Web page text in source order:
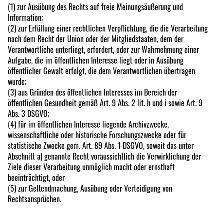
(1) zur Ausübung des Rechts auf freie Meinungsäußerung und
Information;
(2) zur Erfüllung einer rechtlichen Verpflichtung, die die Verarbeitung
nach dem Recht der Union oder der Mitgliedstaaten, dem der
Verantwortliche unterliegt, erfordert, oder zur Wahrnehmung einer
Aufgabe, die im öffentlichen Interesse liegt oder in Ausübung
öffentlicher Gewalt erfolgt, die dem Verantwortlichen übertragen
wurde;
(3) aus Gründen des öffentlichen Interesses im Bereich der
öffentlichen Gesundheit gemäß Art. 9 Abs. 2 lit. h und i sowie Art. 9
Abs. 3 DSGVO;
(4) für im öffentlichen Interesse liegende Archivzwecke,
wissenschaftliche oder historische Forschungszwecke oder für
statistische Zwecke gem. Art. 89 Abs. 1 DSGVO, soweit das unter
Abschnitt a) genannte Recht voraussichtlich die Verwirklichung der
Ziele dieser Verarbeitung unmöglich macht oder ernsthaft
beeinträchtigt, oder
(5) zur Geltendmachung, Ausübung oder Verteidigung von
Rechtsansprüchen.